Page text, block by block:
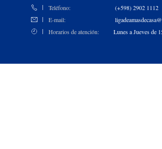
Teléfono:
(+598) 2902 1112
E-mail:
Horarios de atención:
Lunes a Jueves de